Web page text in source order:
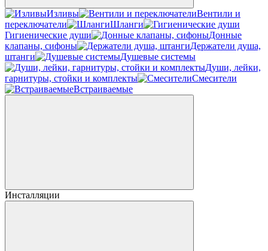
Изливы
Вентили и
переключатели
Шланги
Гигиенические души
Донные
клапаны, сифоны
Держатели душа,
штанги
Душевые системы
Души, лейки,
гарнитуры, стойки и комплекты
Смесители
Встраиваемые
Инсталляции